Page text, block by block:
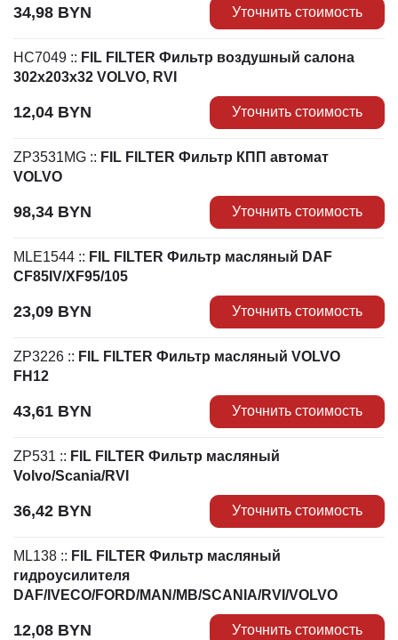
34,98 BYN Уточнить стоимость
HC7049 :: FIL FILTER Фильтр воздушный салона
302x203x32 VOLVO, RVI
12,04 BYN Уточнить стоимость
ZP3531MG :: FIL FILTER Фильтр КПП автомат
VOLVO
98,34 BYN Уточнить стоимость
MLE1544 :: FIL FILTER Фильтр масляный DAF
CF85IV/XF95/105
23,09 BYN Уточнить стоимость
ZP3226 :: FIL FILTER Фильтр масляный VOLVO
FH12
43,61 BYN Уточнить стоимость
ZP531 :: FIL FILTER Фильтр масляный
Volvo/Scania/RVI
36,42 BYN Уточнить стоимость
ML138 :: FIL FILTER Фильтр масляный
гидроусилителя
DAF/IVECO/FORD/MAN/MB/SCANIA/RVI/VOLVO
12,08 BYN Уточнить стоимость